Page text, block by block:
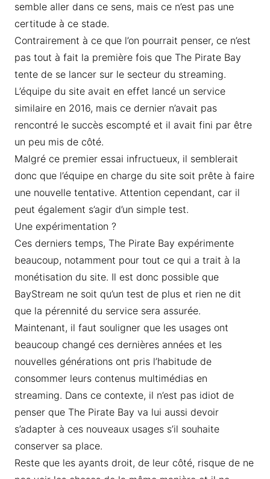
semble aller dans ce sens, mais ce n’est pas une
certitude à ce stade.
Contrairement à ce que l’on pourrait penser, ce n’est
pas tout à fait la première fois que The Pirate Bay
tente de se lancer sur le secteur du streaming.
L’équipe du site avait en effet lancé un service
similaire en 2016, mais ce dernier n’avait pas
rencontré le succès escompté et il avait fini par être
un peu mis de côté.
Malgré ce premier essai infructueux, il semblerait
donc que l’équipe en charge du site soit prête à faire
une nouvelle tentative. Attention cependant, car il
peut également s’agir d’un simple test.
Une expérimentation ?
Ces derniers temps, The Pirate Bay expérimente
beaucoup, notamment pour tout ce qui a trait à la
monétisation du site. Il est donc possible que
BayStream ne soit qu’un test de plus et rien ne dit
que la pérennité du service sera assurée.
Maintenant, il faut souligner que les usages ont
beaucoup changé ces dernières années et les
nouvelles générations ont pris l’habitude de
consommer leurs contenus multimédias en
streaming. Dans ce contexte, il n’est pas idiot de
penser que The Pirate Bay va lui aussi devoir
s’adapter à ces nouveaux usages s’il souhaite
conserver sa place.
Reste que les ayants droit, de leur côté, risque de ne